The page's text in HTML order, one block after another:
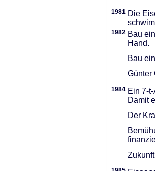
1981 Die
1982 Bau
Hand.
Bau
Günter
1984 Ein 7-
Damit
Der